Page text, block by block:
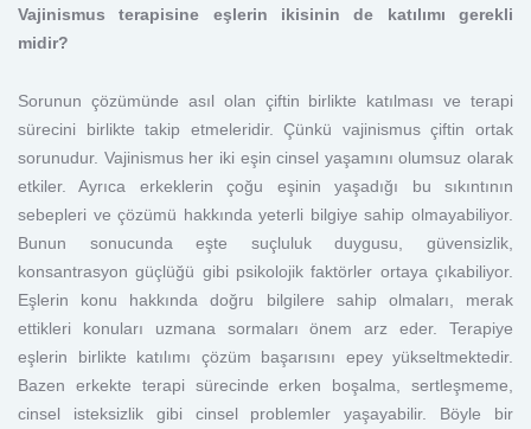
Vajinismus terapisine eşlerin ikisinin de katılımı gerekli
midir?
Sorunun çözümünde asıl olan çiftin birlikte katılması ve terapi
sürecini birlikte takip etmeleridir. Çünkü vajinismus çiftin ortak
sorunudur. Vajinismus her iki eşin cinsel yaşamını olumsuz olarak
etkiler. Ayrıca erkeklerin çoğu eşinin yaşadığı bu sıkıntının
sebepleri ve çözümü hakkında yeterli bilgiye sahip olmayabiliyor.
Bunun sonucunda eşte suçluluk duygusu, güvensizlik,
konsantrasyon güçlüğü gibi psikolojik faktörler ortaya çıkabiliyor.
Eşlerin konu hakkında doğru bilgilere sahip olmaları, merak
ettikleri konuları uzmana sormaları önem arz eder. Terapiye
eşlerin birlikte katılımı çözüm başarısını epey yükseltmektedir.
Bazen erkekte terapi sürecinde erken boşalma, sertleşmeme,
cinsel isteksizlik gibi cinsel problemler yaşayabilir. Böyle bir